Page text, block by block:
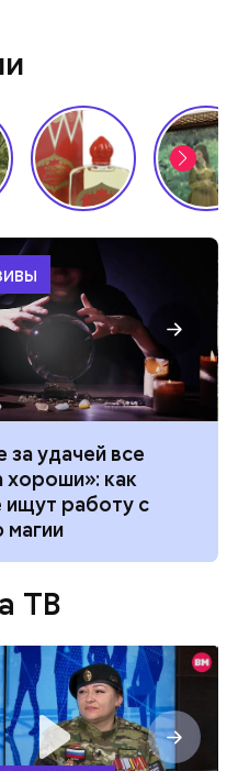
за удачей все
хороши»: как
ищут работу с
ТВ